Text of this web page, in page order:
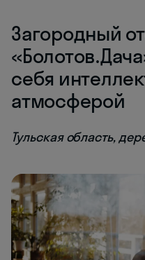
Загородный
себя
атмосферой
Тульская область,